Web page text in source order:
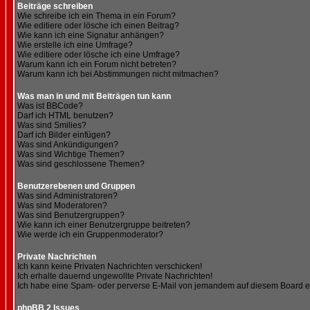
Beiträge schreiben
Wie schreibe ich ein Thema in ein Forum?
Wie editiere oder lösche ich einen Beitrag?
Wie kann ich eine Signatur anhängen?
Wie erstelle ich eine Umfrage?
Wie editiere oder lösche ich eine Umfrage?
Warum kann ich ein Forum nicht betreten?
Warum kann ich bei Abstimmungen nicht mitmachen?
Was man in und mit Beiträgen tun kann
Was ist BBCode?
Darf ich HTML benutzen?
Was sind Smilies?
Darf ich Bilder einfügen?
Was sind Ankündigungen?
Was sind Wichtige Themen?
Was sind geschlossene Themen?
Benutzerebenen und Gruppen
Was sind Administratoren?
Was sind Moderatoren?
Was sind Benutzergruppen?
Wie kann ich einer Benutzergruppe beitreten?
Wie werde ich ein Gruppenmoderator?
Private Nachrichten
Ich kann keine Privaten Nachrichten verschicken!
Ich erhalte dauernd ungewollte Private Nachrichten!
Ich habe eine Spam- oder perverse E-Mail von jemandem auf diesem Board
phpBB 2 Issues